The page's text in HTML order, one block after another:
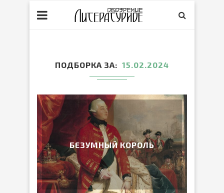
ПОДБОРКА ЗА 15.02.2024
БЕЗУМНЫЙ КОРОЛЬ